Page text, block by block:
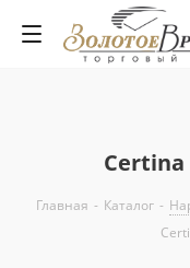
Certina
Главная - Каталог -